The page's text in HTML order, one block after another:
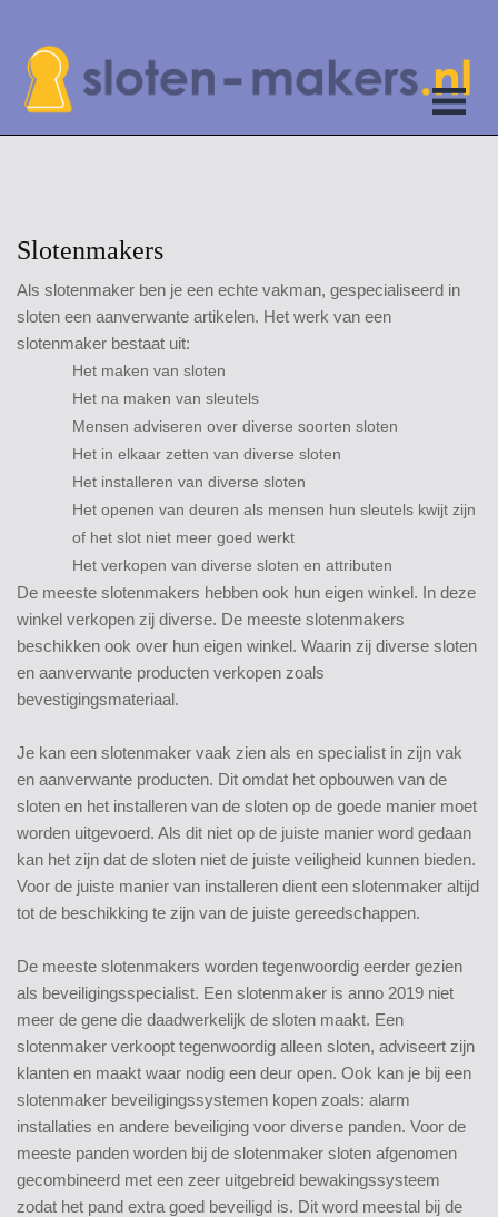
Slotenmakers
Als slotenmaker ben je een echte vakman, gespecialiseerd in
sloten een aanverwante artikelen. Het werk van een
slotenmaker bestaat uit:
Het maken van sloten
Het na maken van sleutels
Mensen adviseren over diverse soorten sloten
Het in elkaar zetten van diverse sloten
Het installeren van diverse sloten
Het openen van deuren als mensen hun sleutels kwijt zijn
of het slot niet meer goed werkt
Het verkopen van diverse sloten en attributen
De meeste slotenmakers hebben ook hun eigen winkel. In deze
winkel verkopen zij diverse. De meeste slotenmakers
beschikken ook over hun eigen winkel. Waarin zij diverse sloten
en aanverwante producten verkopen zoals
bevestigingsmateriaal.
Je kan een slotenmaker vaak zien als en specialist in zijn vak
en aanverwante producten. Dit omdat het opbouwen van de
sloten en het installeren van de sloten op de goede manier moet
worden uitgevoerd. Als dit niet op de juiste manier word gedaan
kan het zijn dat de sloten niet de juiste veiligheid kunnen bieden.
Voor de juiste manier van installeren dient een slotenmaker altijd
tot de beschikking te zijn van de juiste gereedschappen.
De meeste slotenmakers worden tegenwoordig eerder gezien
als beveiligingsspecialist. Een slotenmaker is anno 2019 niet
meer de gene die daadwerkelijk de sloten maakt. Een
slotenmaker verkoopt tegenwoordig alleen sloten, adviseert zijn
klanten en maakt waar nodig een deur open. Ook kan je bij een
slotenmaker beveiligingssystemen kopen zoals: alarm
installaties en andere beveiliging voor diverse panden. Voor de
meeste panden worden bij de slotenmaker sloten afgenomen
gecombineerd met een zeer uitgebreid bewakingssysteem
zodat het pand extra goed beveiligd is. Dit word meestal bij de